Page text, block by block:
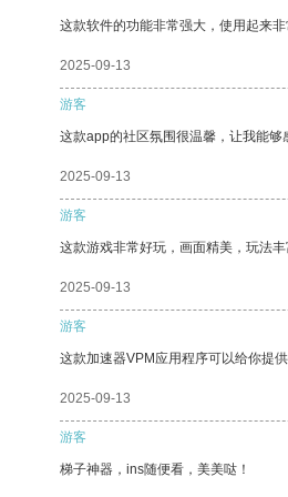
这款软件的功能非常强大，使用起来非
2025-09-13
游客
这款app的社区氛围很温馨，让我能够
2025-09-13
游客
这款游戏非常好玩，画面精美，玩法
2025-09-13
游客
这款加速器VPM应用程序可以给你提
2025-09-13
游客
梯子神器，ins随便看，美美哒！